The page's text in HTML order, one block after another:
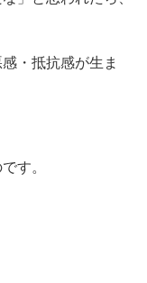
・抵抗感が生ま
す。